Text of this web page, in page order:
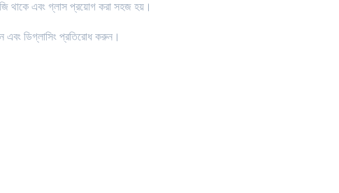
থাকে এবং গ্লাস প্রয়োগ করা সহজ হয়।
এবং ডিগ্লাসিং প্রতিরোধ করুন।